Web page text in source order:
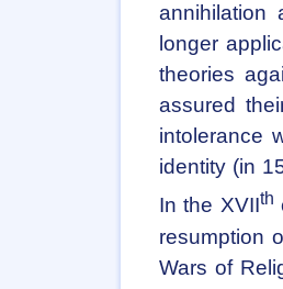
annihilation
longer
theories
assured
intolerance
identity (in
In the XVIIth
resumption
Wars of